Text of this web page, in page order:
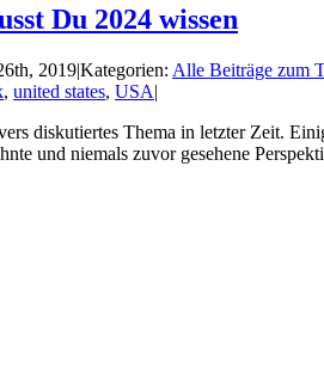
Du 2024 wissen
2019|Kategorien: Alle Beiträge zum
, united states, USA|
diskutiertes Thema in letzter Zeit.
und niemals zuvor gesehene